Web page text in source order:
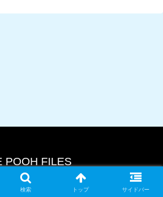
POOH FILES
THE POOH FILES.
検索 トップ サイドバー